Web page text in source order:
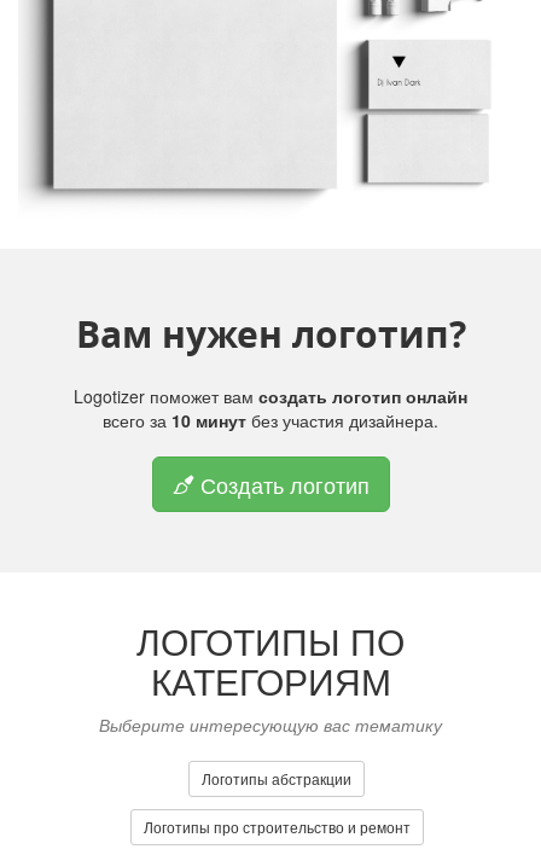
Вам нужен логотип?
Logotizer поможет вам создать логотип онлайн
всего за 10 минут без участия дизайнера.
Создать логотип
ЛОГОТИПЫ ПО
КАТЕГОРИЯМ
Выберите интересующую вас тематику
Логотипы абстракции
Логотипы про строительство и ремонт